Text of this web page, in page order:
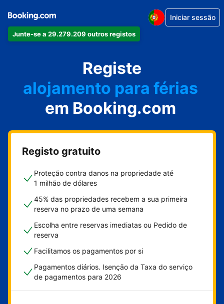
Junte-se a 29.279.209 outros registos
Iniciar sessão
Registe
o seu apartamento
o seu hotel
alojamento para férias
a sua villa
o seu hostel
em Booking.com
Registo gratuito
Proteção contra danos na propriedade até
1 milhão de dólares
45% das propriedades recebem a sua primeira
reserva no prazo de uma semana
Escolha entre reservas imediatas ou Pedido de
reserva
Facilitamos os pagamentos por si
Pagamentos diários. Isenção da Taxa do serviço
de pagamentos para 2026